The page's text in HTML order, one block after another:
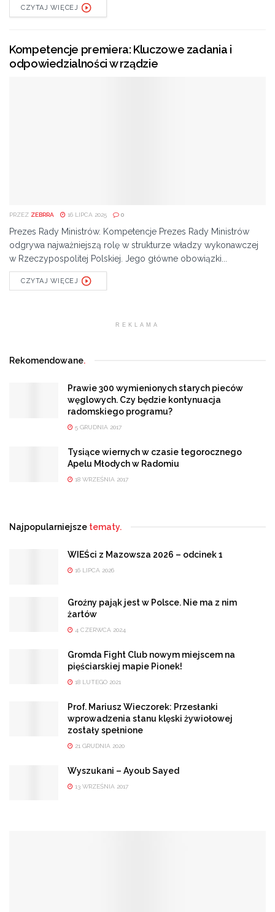
CZYTAJ WIĘCEJ
Kompetencje premiera: Kluczowe zadania i
odpowiedzialności w rządzie
PRZEZ ZEBRRA 16 LIPCA 2025 0
Prezes Rady Ministrów. Kompetencje Prezes Rady Ministrów
odgrywa najważniejszą rolę w strukturze władzy wykonawczej
w Rzeczypospolitej Polskiej. Jego główne obowiązki...
CZYTAJ WIĘCEJ
REKLAMA
Rekomendowane.
Prawie 300 wymienionych starych pieców
węglowych. Czy będzie kontynuacja
radomskiego programu?
5 GRUDNIA 2017
Tysiące wiernych w czasie tegorocznego
Apelu Młodych w Radomiu
18 WRZEŚNIA 2017
Najpopularniejsze tematy.
WIEŚci z Mazowsza 2026 – odcinek 1
16 LIPCA 2026
Groźny pająk jest w Polsce. Nie ma z nim
żartów
4 CZERWCA 2024
Gromda Fight Club nowym miejscem na
pięściarskiej mapie Pionek!
18 LUTEGO 2021
Prof. Mariusz Wieczorek: Przesłanki
wprowadzenia stanu klęski żywiołowej
zostały spełnione
21 GRUDNIA 2020
Wyszukani – Ayoub Sayed
13 WRZEŚNIA 2017